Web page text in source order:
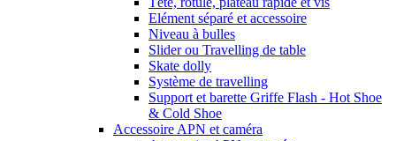
Elément séparé et accessoire
Niveau à bulles
Slider ou Travelling de table
Skate dolly
Système de travelling
Support et barette Griffe Flash - Hot Shoe
& Cold Shoe
Accessoire APN et caméra